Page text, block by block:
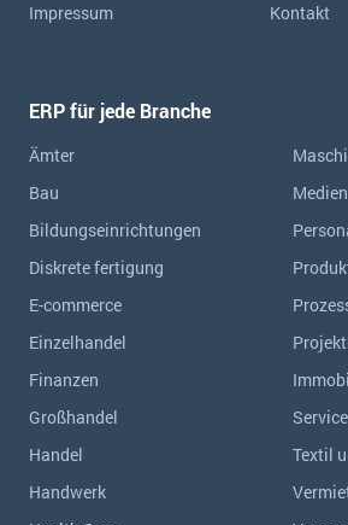
Impressum
Kontakt
ERP für jede Branche
Ämter
Bau
Bildungseinrichtungen
Diskrete fertigung
E-commerce
Einzelhandel
Finanzen
Großhandel
Handel
Handwerk
Medien
Textil